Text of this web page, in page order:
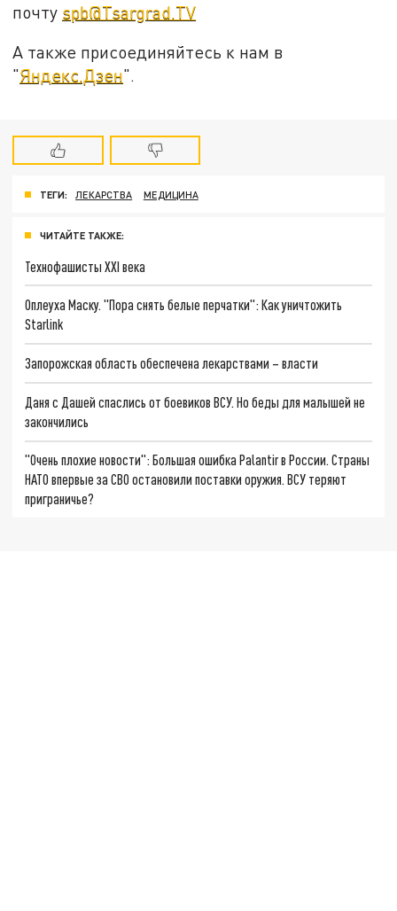
почту spb@Tsargrad.TV
А также присоединяйтесь к нам в
"Яндекс.Дзен".
ТЕГИ: ЛЕКАРСТВА МЕДИЦИНА
ЧИТАЙТЕ ТАКЖЕ:
Технофашисты XXI века
Оплеуха Маску. "Пора снять белые перчатки": Как уничтожить
Starlink
Запорожская область обеспечена лекарствами – власти
Даня с Дашей спаслись от боевиков ВСУ. Но беды для малышей не
закончились
"Очень плохие новости": Большая ошибка Palantir в России. Страны
НАТО впервые за СВО остановили поставки оружия. ВСУ теряют
приграничье?